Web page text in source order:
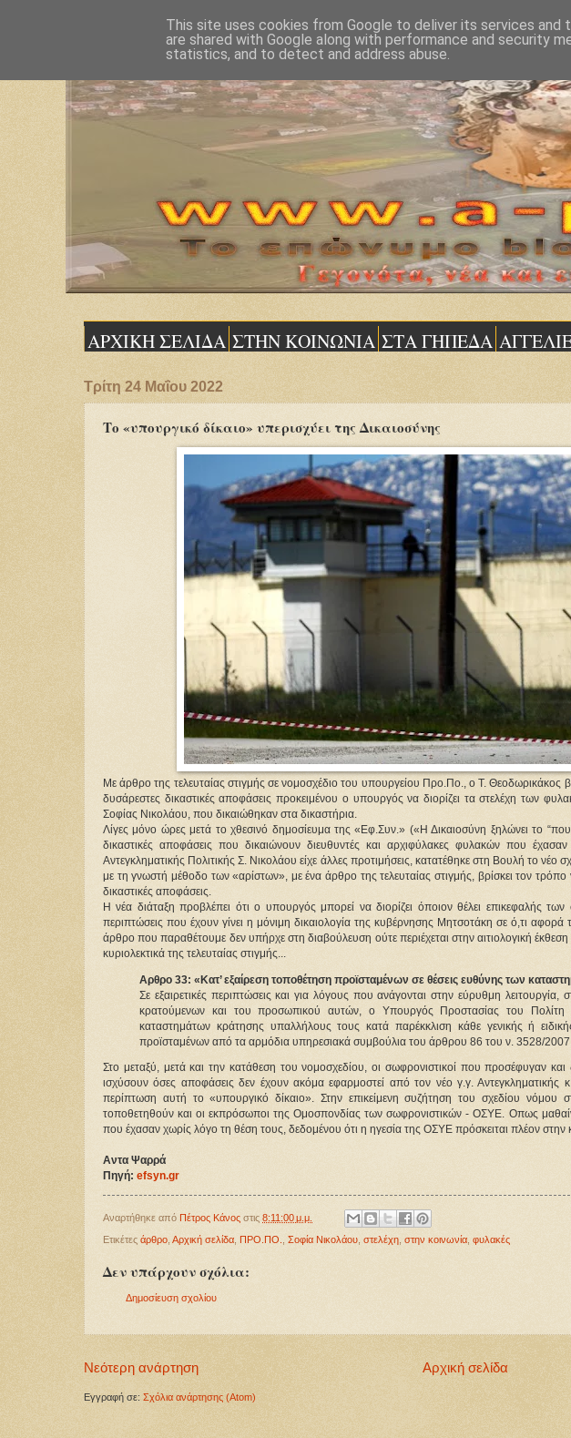
ΑΡΧΙΚΗ ΣΕΛΙΔΑ ΣΤΗΝ ΚΟΙΝΩΝΙΑ ΣΤΑ ΓΗΠΕΔΑ
Τρίτη 24 Μαΐου 2022
Το «υπουργικό δίκαιο» υπερισχύει της Δικαιοσύνης
Με άρθρο της τελευταίας στιγμής σε νομοσχέδιο του υπουργείου Προ.Πο., ο Τ. Θεοδωρικάκος
δυσάρεστες δικαστικές αποφάσεις προκειμένου ο υπουργός να διορίζει τα στελέχη των
Σοφίας Νικολάου, που δικαιώθηκαν στα δικαστήρια.
Λίγες μόνο ώρες μετά το χθεσινό δημοσίευμα της «Εφ.Συν.» («Η Δικαιοσύνη ξηλώνει το
δικαστικές αποφάσεις που δικαιώνουν διευθυντές και αρχιφύλακες φυλακών που
Αντεγκληματικής Πολιτικής Σ. Νικολάου είχε άλλες προτιμήσεις, κατατέθηκε στη Βουλή το
με τη γνωστή μέθοδο των «αρίστων», με ένα άρθρο της τελευταίας στιγμής, βρίσκει τον
δικαστικές αποφάσεις.
Η νέα διάταξη προβλέπει ότι ο υπουργός μπορεί να διορίζει όποιον θέλει επικεφαλής
περιπτώσεις που έχουν γίνει η μόνιμη δικαιολογία της κυβέρνησης Μητσοτάκη σε ό,τι αφορά
άρθρο που παραθέτουμε δεν υπήρχε στη διαβούλευση ούτε περιέχεται στην αιτιολογική
κυριολεκτικά της τελευταίας στιγμής...
Αρθρο 33: «Κατ’ εξαίρεση τοποθέτηση προϊσταμένων σε θέσεις ευθύνης των
Σε εξαιρετικές περιπτώσεις και για λόγους που ανάγονται στην εύρυθμη
κρατούμενων και του προσωπικού αυτών, ο Υπουργός Προστασίας του Πολίτη
καταστημάτων κράτησης υπαλλήλους τους κατά παρέκκλιση κάθε γενικής ή
προϊσταμένων από τα αρμόδια υπηρεσιακά συμβούλια του άρθρου 86 του ν. 3528/2007
Στο μεταξύ, μετά και την κατάθεση του νομοσχεδίου, οι σωφρονιστικοί που προσέφυγαν
ισχύσουν όσες αποφάσεις δεν έχουν ακόμα εφαρμοστεί από τον νέο γ.γ.
περίπτωση αυτή το «υπουργικό δίκαιο». Στην επικείμενη συζήτηση του σχεδίου
τοποθετηθούν και οι εκπρόσωποι της Ομοσπονδίας των σωφρονιστικών - ΟΣΥΕ. Οπως
που έχασαν χωρίς λόγο τη θέση τους, δεδομένου ότι η ηγεσία της ΟΣΥΕ πρόσκειται πλέον
Αντα Ψαρρά
Πηγή: efsyn.gr
Αναρτήθηκε από Πέτρος Κάνος στις 8:11:00 μ.μ.
Ετικέτες άρθρο Αρχική σελίδα ΠΡΟ.ΠΟ. Σοφία Νικολάου στελέχη στην κοινωνία φυλακές
Δεν υπάρχουν σχόλια:
Δημοσίευση σχολίου
Νεότερη ανάρτηση Αρχική σελίδα
Εγγραφή σε: Σχόλια ανάρτησης (Atom)
This site uses cookies from Google to deliver its services and
are shared with Google along with performance and security
statistics, and to detect and address abuse.